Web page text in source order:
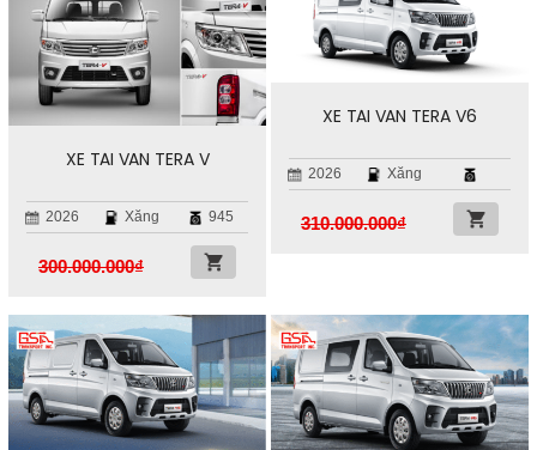
XE TẢI VAN TERA V
2026 Xăng 945
300.000.000₫
XE TẢI VAN TERA V6
2026 Xăng
310.000.000₫